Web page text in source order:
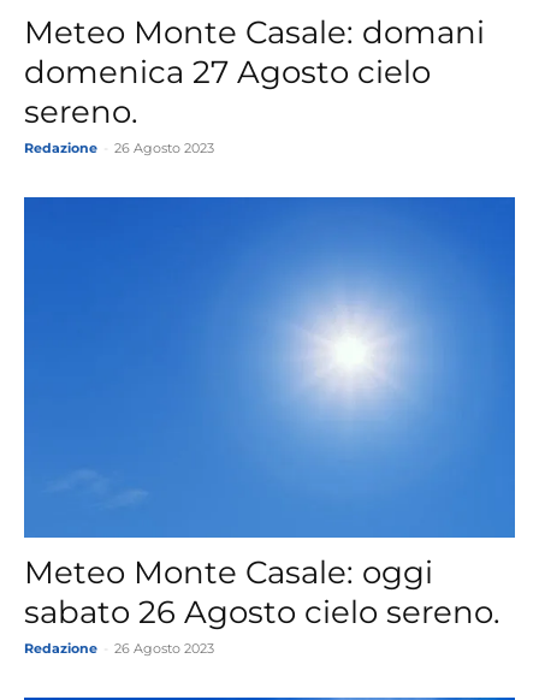
Meteo Monte Casale: domani
domenica 27 Agosto cielo
sereno.
Redazione 26 Agosto 2023
Meteo Monte Casale: oggi
sabato 26 Agosto cielo sereno.
Redazione 26 Agosto 2023